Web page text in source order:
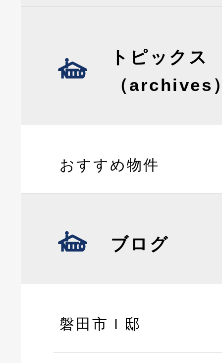
トピックス
（archives
おすすめ物件
ブログ
磐田市Ｉ邸